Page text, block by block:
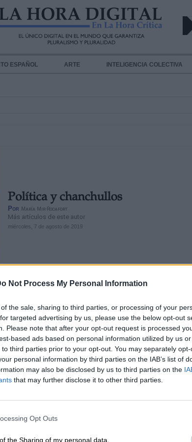
Not Process My Personal Information
the sale, sharing to third parties, or processing of your
targeted advertising by us, please use the below opt-out
Please note that after your opt-out request is processed
based ads based on personal information utilized by us
third parties prior to your opt-out. You may separately
personal information by third parties on the IAB’s list of
may also be disclosed by us to third parties on the
that may further disclose it to other third parties.
Opt Outs
the Sharing of my personal data.
ESPAÑOL ARTE INTELIGENCIA COLECTIVA
Política y chanchullos
Por María Mir-Rocafort
Más artículos de este autor
miércoles, 7 de agosto de 2019
¿Y después del Open Arms qué?
Desarrollar el marco de
acuerdo de la ONU en Marrakech.
Más artículos de este autor
viernes, 16 de agosto de 2019